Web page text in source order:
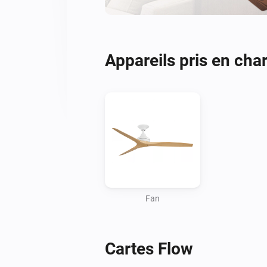
Appareils pris en
Fan
Cartes Flow